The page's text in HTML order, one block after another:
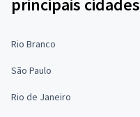
principais cidades
Rio Branco
São Paulo
Rio de Janeiro